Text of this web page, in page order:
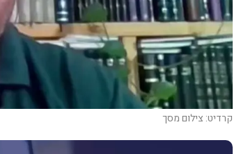
קרדיט: צילום מסך